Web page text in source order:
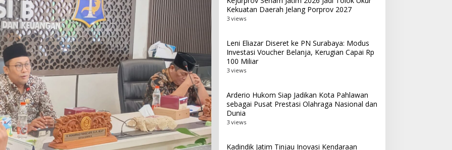
Kekuatan Daerah Jelang Porprov 2027
3 views
Leni Eliazar Diseret ke PN Surabaya: Modus
Investasi Voucher Belanja, Kerugian Capai Rp
100 Miliar
3 views
Arderio Hukom Siap Jadikan Kota Pahlawan
sebagai Pusat Prestasi Olahraga Nasional dan
Dunia
3 views
Kadindik Jatim Tinjau Inovasi Kendaraan